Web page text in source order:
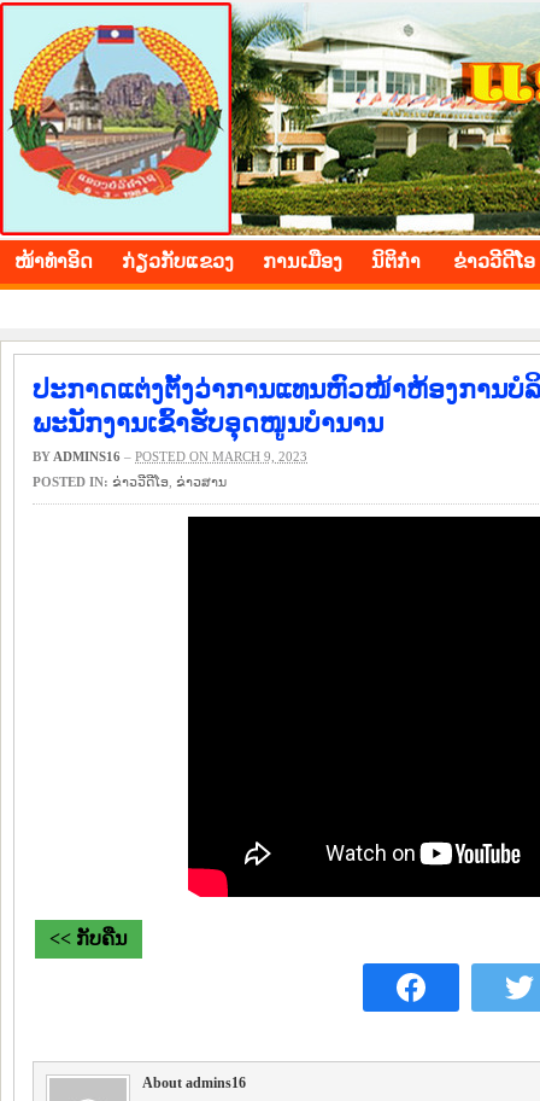
BOLIKHAMXAY PROVINCE
ໜ້າ​ທຳ​ອິດ ​ກ່ຽວ​ກັບ​ແຂວງ ​ການ​ເມືອງ ນິ​ຕິ​ກຳ ຂ່າວ​ວີ​ດີ​ໂອ
ປະກາດແຕ່ງຕັ້ງວ່າການແທນຫົວໜ້າຫ້ອງກາ
ພະນັກງານເຂົ້າຮັບອຸດໜູນບໍານານ
BY ADMINS16 – POSTED ON MARCH 9, 2023
POSTED IN: ຂ່າວ​ວີ​ດີ​ໂອ ​ຂ່າວ​ສານ
<< ກັບຄືນ
About admins16